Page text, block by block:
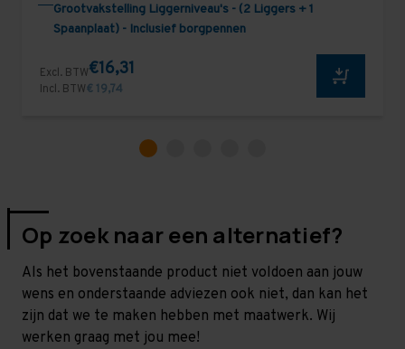
Grootvakstelling Liggerniveau's - (2 Liggers + 1
Spaanplaat) - Inclusief borgpennen
Excl. BTW€16,31
Incl. BTW€ 19,74
Op zoek naar een alternatief?
Als het bovenstaande product niet voldoen aan jouw
wens en onderstaande adviezen ook niet, dan kan het
zijn dat we te maken hebben met maatwerk. Wij
werken graag met jou mee!